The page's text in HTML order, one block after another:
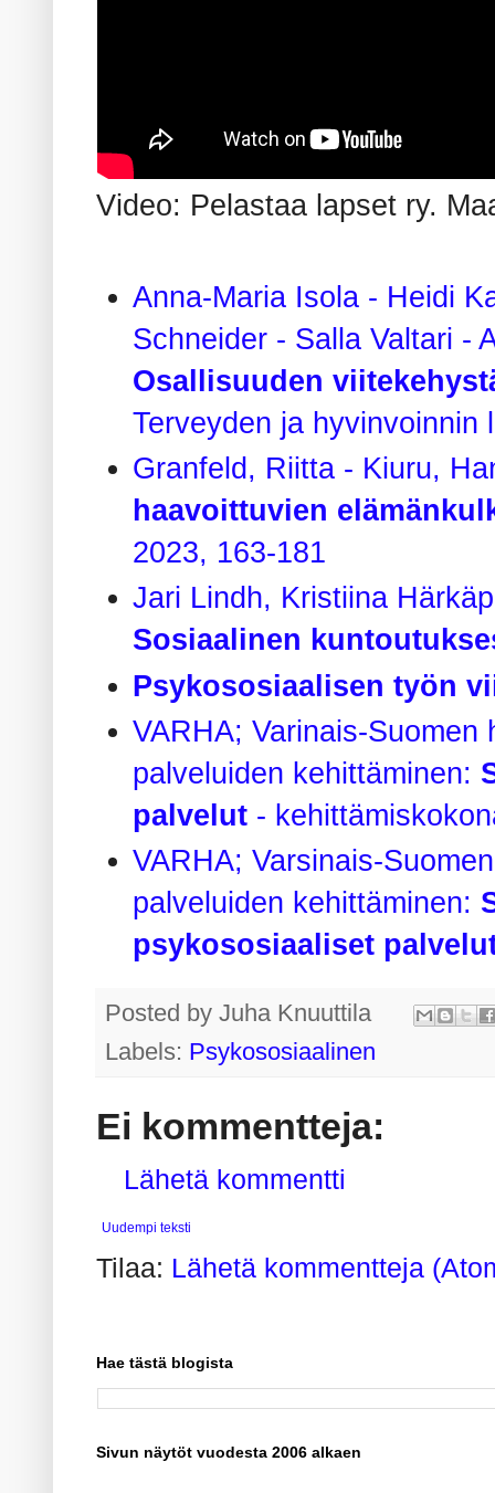
Video: Pelastaa lapset ry.
Anna-Maria Isola - Heidi
Schneider - Salla Valtari -
Osallisuuden
Terveyden ja hyvinvoinnin
Granfeld, Riitta - Kiuru,
haavoittuvien
2023, 163-181
Jari Lindh, Kristiina
Sosiaalinen
Psykososiaalisen työn
VARHA; Varinais-
palveluiden kehittäminen:
palvelut -
VARHA; Varsinais-
palveluiden kehittäminen:
psykososiaaliset
Posted byJuha Knuuttila
Labels: Psykososiaalinen
Ei kommentteja:
Lähetä kommentti
Uudempi teksti
Tilaa: Lähetä kommentteja
Hae tästä blogista
Sivun näytöt vuodesta 2006 alkaen